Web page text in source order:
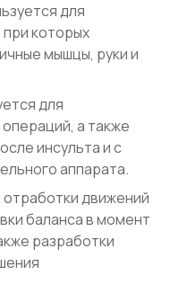
для
которых
мышцы, руки и
для
а также
инсульта и с
аппарата.
движений
баланса в момент
разработки